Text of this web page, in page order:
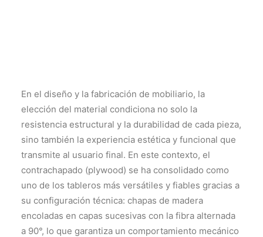
En el diseño y la fabricación de mobiliario, la
elección del material condiciona no solo la
resistencia estructural y la durabilidad de cada pieza,
sino también la experiencia estética y funcional que
transmite al usuario final. En este contexto, el
contrachapado (plywood) se ha consolidado como
uno de los tableros más versátiles y fiables gracias a
su configuración técnica: chapas de madera
encoladas en capas sucesivas con la fibra alternada
a 90°, lo que garantiza un comportamiento mecánico